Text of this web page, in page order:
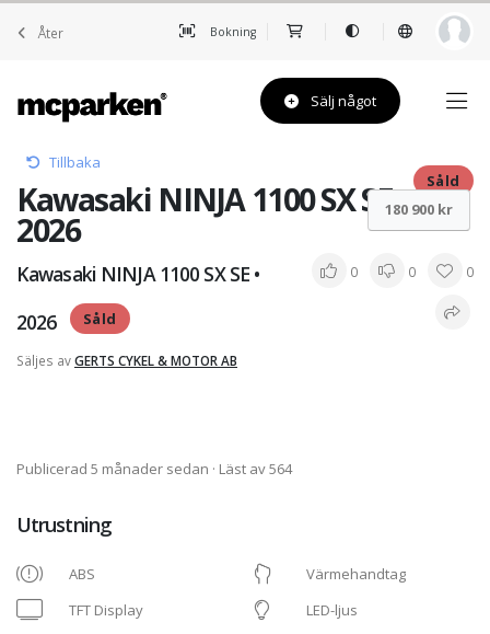
Åter Bokning
Sälj något
Tillbaka
Kawasaki NINJA 1100 SX SE •
2026
Såld
Kawasaki NINJA 1100 SX SE •
2026
Såld
0 0 0
Säljes avGERTS CYKEL & MOTOR AB
180 900 kr
Publicerad 5 månader sedan · Läst av 564
Utrustning
ABS
Värmehandtag
TFT Display
LED-ljus